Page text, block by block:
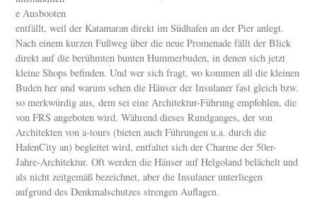
e Ausbooten
entfällt, weil der Katamaran direkt im Südhafen an der Pier anlegt.
Nach einem kurzen Fußweg über die neue Promenade fällt der Blick
direkt auf die berühmten bunten Hummerbuden, in denen sich jetzt
kleine Shops befinden. Und wer sich fragt, wo kommen all die kleinen
Buden her und warum sehen die Häuser der Insulaner fast gleich bzw.
so merkwürdig aus, dem sei eine Architektur-Führung empfohlen, die
von FRS angeboten wird. Während dieses Rundganges, der von
Architekten von a-tours (bieten auch Führungen u.a. durch die
HafenCity an) begleitet wird, entfaltet sich der Charme der 50er-
Jahre-Architektur. Oft werden die Häuser auf Helgoland belächelt und
als nicht zeitgemäß bezeichnet, aber die Insulaner unterliegen
aufgrund des Denkmalschutzes strengen Auflagen.